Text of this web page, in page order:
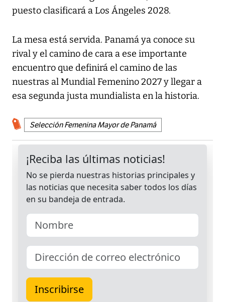
puesto clasificará a Los Ángeles 2028.
La mesa está servida. Panamá ya conoce su
rival y el camino de cara a ese importante
encuentro que definirá el camino de las
nuestras al Mundial Femenino 2027 y llegar a
esa segunda justa mundialista en la historia.
Selección Femenina Mayor de Panamá